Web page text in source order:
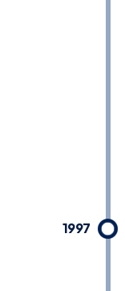
1997